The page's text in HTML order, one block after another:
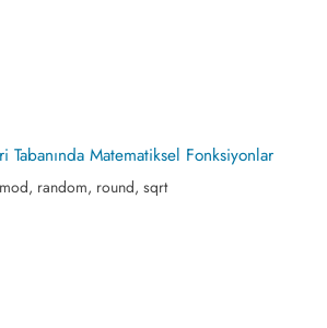
Tabanında Matematiksel Fonksiyonlar
random, round, sqrt